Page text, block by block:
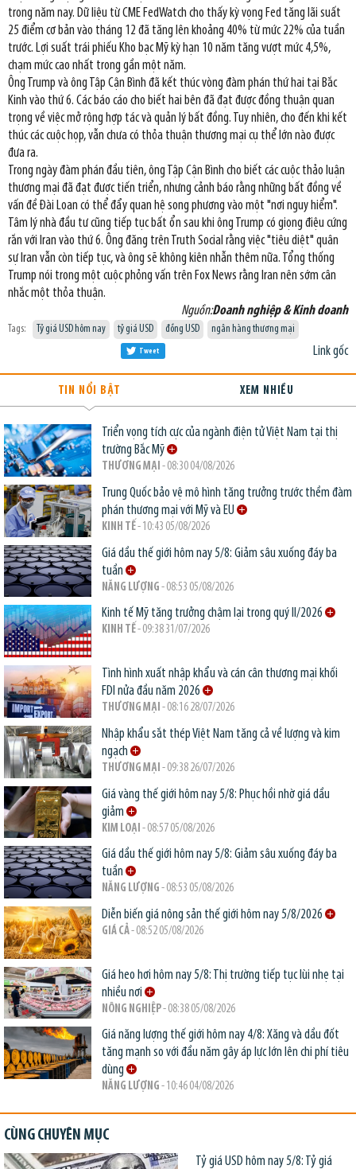
trong năm nay. Dữ liệu từ CME FedWatch cho thấy kỳ vọng Fed tăng lãi suất
25 điểm cơ bản vào tháng 12 đã tăng lên khoảng 40% từ mức 22% của tuần
trước. Lợi suất trái phiếu Kho bạc Mỹ kỳ hạn 10 năm tăng vượt mức 4,5%,
chạm mức cao nhất trong gần một năm.
Ông Trump và ông Tập Cận Bình đã kết thúc vòng đàm phán thứ hai tại Bắc
Kinh vào thứ 6. Các báo cáo cho biết hai bên đã đạt được đồng thuận quan
trọng về việc mở rộng hợp tác và quản lý bất đồng. Tuy nhiên, cho đến khi kết
thúc các cuộc họp, vẫn chưa có thỏa thuận thương mại cụ thể lớn nào được
đưa ra.
Trong ngày đàm phán đầu tiên, ông Tập Cận Bình cho biết các cuộc thảo luận
thương mại đã đạt được tiến triển, nhưng cảnh báo rằng những bất đồng về
vấn đề Đài Loan có thể đẩy quan hệ song phương vào một "nơi nguy hiểm".
Tâm lý nhà đầu tư cũng tiếp tục bất ổn sau khi ông Trump có giọng điệu cứng
rắn với Iran vào thứ 6. Ông đăng trên Truth Social rằng việc "tiêu diệt" quân
sự Iran vẫn còn tiếp tục, và ông sẽ không kiên nhẫn thêm nữa. Tổng thống
Trump nói trong một cuộc phỏng vấn trên Fox News rằng Iran nên sớm cân
nhắc một thỏa thuận.
Nguồn:Doanh nghiệp & Kinh doanh
Tags: Tỷ giá USD hôm nay tỷ giá USD đồng USD ngân hàng thương mại
Link gốc
Tweet
TIN NỔI BẬT XEM NHIỀU
Triển vọng tích cực của ngành điện tử Việt Nam tại thị
trường Bắc Mỹ
THƯƠNG MẠI - 08:30 04/08/2026
Trung Quốc bảo vệ mô hình tăng trưởng trước thềm đàm
phán thương mại với Mỹ và EU
KINH TẾ- 10:43 05/08/2026
Giá dầu thế giới hôm nay 5/8: Giảm sâu xuống đáy ba
tuần
NĂNG LƯỢNG - 08:53 05/08/2026
Kinh tế Mỹ tăng trưởng chậm lại trong quý II/2026
KINH TẾ- 09:38 31/07/2026
Tình hình xuất nhập khẩu và cán cân thương mại khối
FDI nửa đầu năm 2026
THƯƠNG MẠI - 08:16 28/07/2026
Nhập khẩu sắt thép Việt Nam tăng cả về lượng và kim
ngạch
THƯƠNG MẠI - 09:38 26/07/2026
Giá vàng thế giới hôm nay 5/8: Phục hồi nhờ giá dầu
giảm
KIM LOẠI - 08:57 05/08/2026
Giá dầu thế giới hôm nay 5/8: Giảm sâu xuống đáy ba
tuần
NĂNG LƯỢNG - 08:53 05/08/2026
Diễn biến giá nông sản thế giới hôm nay 5/8/2026
GIÁ CẢ- 08:52 05/08/2026
Giá heo hơi hôm nay 5/8: Thị trường tiếp tục lùi nhẹ tại
nhiều nơi
NÔNG NGHIỆP- 08:38 05/08/2026
Giá năng lượng thế giới hôm nay 4/8: Xăng và dầu đốt
tăng mạnh so với đầu năm gây áp lực lớn lên chi phí tiêu
dùng
NĂNG LƯỢNG - 10:46 04/08/2026
CÙNG CHUYÊN MỤC
Tỷ giá USD hôm nay 5/8: Tỷ giá